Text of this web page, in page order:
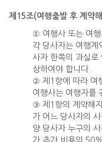
제15조(여행출발 후 계약
① 여행사 또는 여행
각 당사자는 여행계
사자 한쪽의 과실로
상하여야 합니다.
② 제1항에 따라 여
여행사는 여행자를
③ 제1항의 계약해
가 어느 당사자의
양 당사자 누구의
가 추가 비용의